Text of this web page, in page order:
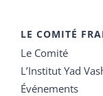
LE COMITÉ
Le Comité
L’Institut Yad
Événements